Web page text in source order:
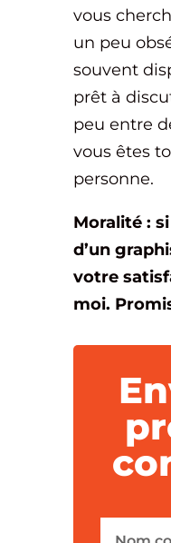
vous
un peu
souvent
prêt à
peu entre
vous êtes
personne.
Moralité :
d’un
votre
moi.